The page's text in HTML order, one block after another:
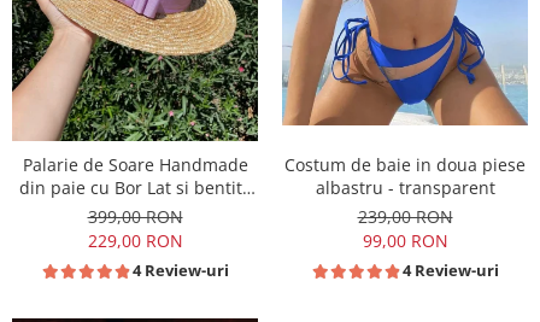
Palarie de Soare Handmade
din paie cu Bor Lat si bentita
colorata detasabila
399,00 RON
229,00 RON
4 Review-uri
Costum de baie in doua piese
albastru - transparent
239,00 RON
99,00 RON
4 Review-uri